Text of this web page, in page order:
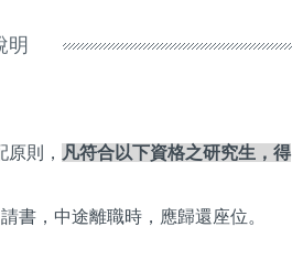
明
則， 凡符合以下資格之研究生，得
書，中途離職時，應歸還座位。